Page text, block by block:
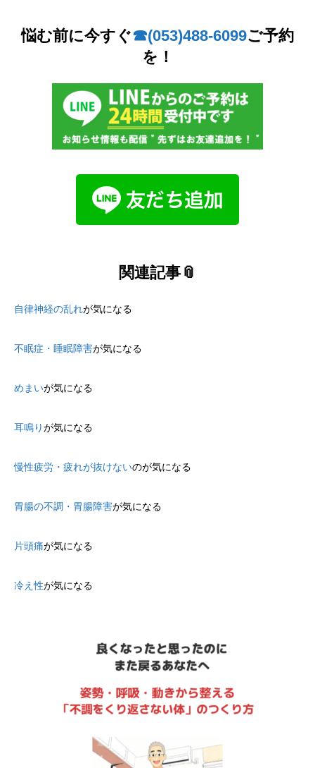
悩む前に今すぐ☎︎(053)488-6099ご予約
を！
関連記事📎
自律神経の乱れが気になる
不眠症・睡眠障害が気になる
めまいが気になる
耳鳴りが気になる
慢性疲労・疲れが抜けないのが気になる
胃腸の不調・胃腸障害が気になる
片頭痛が気になる
冷え性が気になる